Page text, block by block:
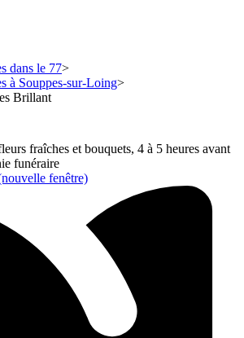
dans le 77
à Souppes-sur-Loing
Brillant
fraîches et bouquets, 4 à 5 heures avant
funéraire
fenêtre)